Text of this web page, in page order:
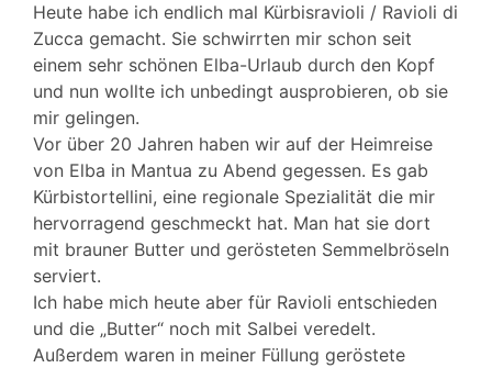
Heute habe ich endlich mal Kürbisravioli / Ravioli di
Zucca gemacht. Sie schwirrten mir schon seit
einem sehr schönen Elba-Urlaub durch den Kopf
und nun wollte ich unbedingt ausprobieren, ob sie
mir gelingen.
Vor über 20 Jahren haben wir auf der Heimreise
von Elba in Mantua zu Abend gegessen. Es gab
Kürbistortellini, eine regionale Spezialität die mir
hervorragend geschmeckt hat. Man hat sie dort
mit brauner Butter und gerösteten Semmelbröseln
serviert.
Ich habe mich heute aber für Ravioli entschieden
und die „Butter“ noch mit Salbei veredelt.
Außerdem waren in meiner Füllung geröstete